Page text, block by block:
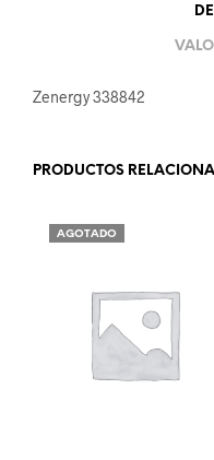
Zenergy 338842
PRODUCTOS
AGOTADO